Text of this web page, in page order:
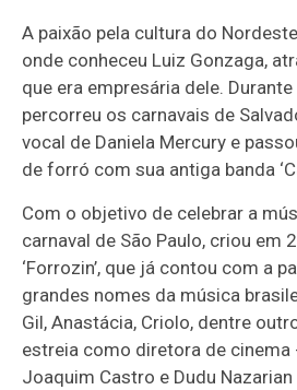
A paixão pela cultura do
onde conheceu Luiz Gonzaga,
que era empresária dele.
percorreu os carnavais de
vocal de Daniela Mercury e
de forró com sua antiga banda
Com o objetivo de celebrar a
carnaval de São Paulo, criou em
‘Forrozin’, que já contou com a
grandes nomes da música
Gil, Anastácia, Criolo, dentre
estreia como diretora de cinema
Joaquim Castro e Dudu